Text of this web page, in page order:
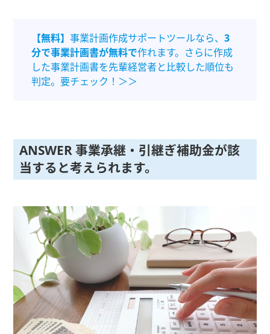
【無料】事業計画作成サポートツールなら、3
分で事業計画書が無料で作れます。さらに作成
した事業計画書を先輩経営者と比較した順位も
判定。要チェック！＞＞
ANSWER 事業承継・引継ぎ補助金が該
当すると考えられます。